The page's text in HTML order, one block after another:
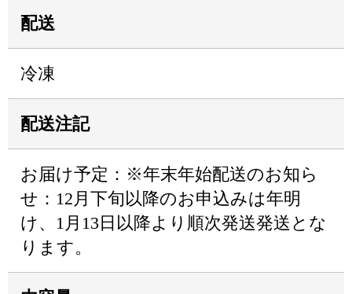
配送
冷凍
配送注記
お届け予定：※年末年始配送のお知ら
せ：12月下旬以降のお申込みは年明
け、1月13日以降より順次発送発送とな
ります。